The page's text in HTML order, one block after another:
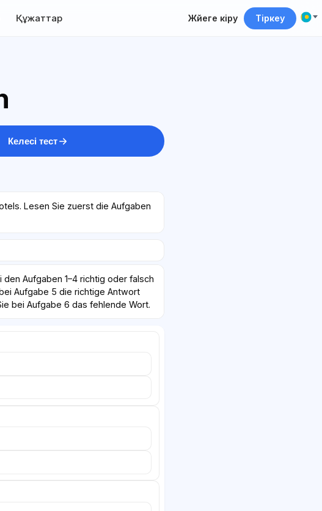
Құжаттар Жүйеге кіру Тіркеу
Келесі тест
Lesen Sie zuerst die Aufgaben
den Aufgaben 1–4 richtig oder falsch
Aufgabe 5 die richtige Antwort
bei Aufgabe 6 das fehlende Wort.